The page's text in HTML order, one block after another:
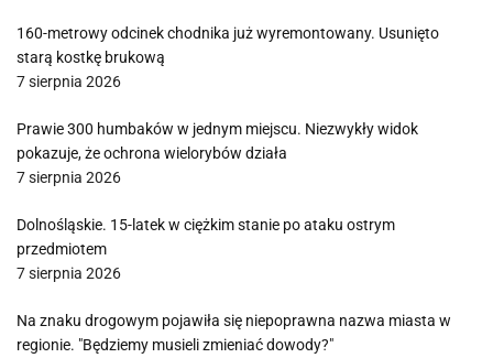
160-metrowy odcinek chodnika już wyremontowany. Usunięto
starą kostkę brukową
7 sierpnia 2026
Prawie 300 humbaków w jednym miejscu. Niezwykły widok
pokazuje, że ochrona wielorybów działa
7 sierpnia 2026
Dolnośląskie. 15-latek w ciężkim stanie po ataku ostrym
przedmiotem
7 sierpnia 2026
Na znaku drogowym pojawiła się niepoprawna nazwa miasta w
regionie. "Będziemy musieli zmieniać dowody?"